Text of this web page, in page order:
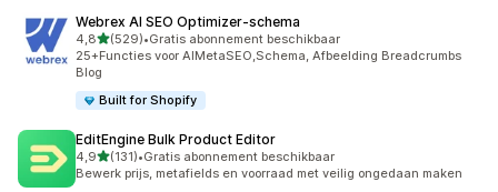
Webrex AI SEO Optimizer‑schema
4,8van 5 sterren
(529)
529 recensies in totaal
•Gratis abonnement beschikbaar
25+Functies voor AIMetaSEO,Schema, Afbeelding Breadcrumbs
BIog
Built for Shopify
EditEngine Bulk Product Editor
4,9van 5 sterren
(131)
131 recensies in totaal
•Gratis abonnement beschikbaar
Bewerk prijs, metafields en voorraad met veilig ongedaan maken